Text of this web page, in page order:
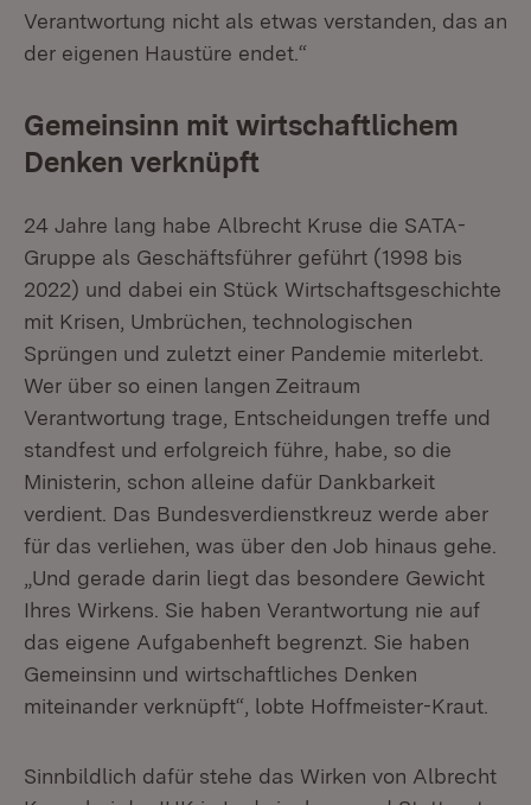
Verantwortung nicht als etwas verstanden, das an
der eigenen Haustüre endet.“
Gemeinsinn mit wirtschaftlichem
Denken verknüpft
24 Jahre lang habe Albrecht Kruse die SATA-
Gruppe als Geschäftsführer geführt (1998 bis
2022) und dabei ein Stück Wirtschaftsgeschichte
mit Krisen, Umbrüchen, technologischen
Sprüngen und zuletzt einer Pandemie miterlebt.
Wer über so einen langen Zeitraum
Verantwortung trage, Entscheidungen treffe und
standfest und erfolgreich führe, habe, so die
Ministerin, schon alleine dafür Dankbarkeit
verdient. Das Bundesverdienstkreuz werde aber
für das verliehen, was über den Job hinaus gehe.
„Und gerade darin liegt das besondere Gewicht
Ihres Wirkens. Sie haben Verantwortung nie auf
das eigene Aufgabenheft begrenzt. Sie haben
Gemeinsinn und wirtschaftliches Denken
miteinander verknüpft“, lobte Hoffmeister-Kraut.
Sinnbildlich dafür stehe das Wirken von Albrecht